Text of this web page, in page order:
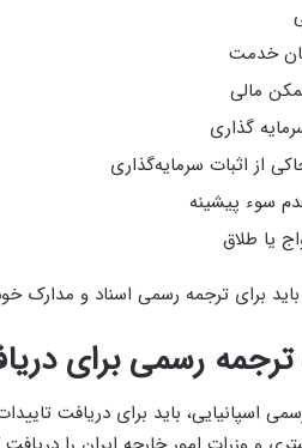
خدمت
مالی
گذاری
از اثبات سرمایه‌گذاری
سوء پیشینه
یا طلاق
برای ترجمه رسمی اسناد و مدارک
رسمی برای
اسپانیایی، باید برای دریافت